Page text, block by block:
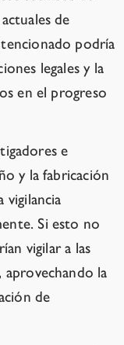
de
podría
legales y la
en el progreso
e
y la fabricación
vigilancia
Si esto no
vigilar a las
aprovechando la
de